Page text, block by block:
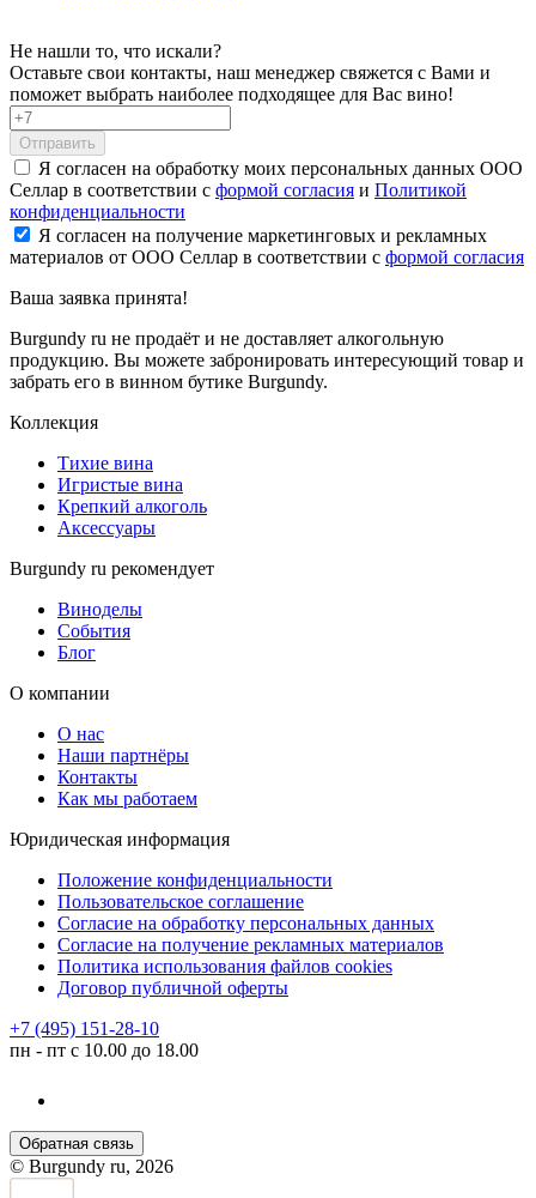
Не нашли то, что искали?
Оставьте свои контакты, наш менеджер свяжется с Вами и
поможет выбрать наиболее подходящее для Вас вино!
Отправить
Я согласен на обработку моих персональных данных ООО
Селлар в соответствии с формой согласия и Политикой
конфиденциальности
Я согласен на получение маркетинговых и рекламных
материалов от ООО Селлар в соответствии с формой согласия
Ваша заявка принята!
Burgundy ru не продаёт и не доставляет алкогольную
продукцию. Вы можете забронировать интересующий товар и
забрать его в винном бутике Burgundy.
Коллекция
Тихие вина
Игристые вина
Крепкий алкоголь
Аксессуары
Burgundy ru рекомендует
Виноделы
События
Блог
О компании
О нас
Наши партнёры
Контакты
Как мы работаем
Юридическая информация
Положение конфиденциальности
Пользовательское соглашение
Согласие на обработку персональных данных
Согласие на получение рекламных материалов
Политика использования файлов cookies
Договор публичной оферты
+7 (495) 151-28-10
пн - пт с 10.00 до 18.00
Обратная связь
© Burgundy ru, 2026